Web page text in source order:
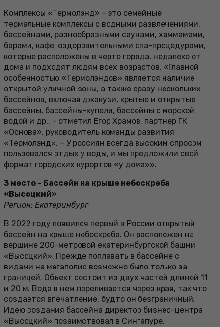
Комплексы «Термолэнд» – это семейные
термальные комплексы с водными развлечениями,
бассейнами, разнообразными саунами, хаммамами,
барами, кафе, оздоровительными спа-процедурами,
которые расположены в черте города, недалеко от
дома и подходят людям всех возрастов. «Главной
особенностью «Термолэндов» является наличие
открытой уличной зоны, а также сразу нескольких
бассейнов, включая джакузи, крытые и открытые
бассейны, бассейны-купели, бассейны с морской
водой и др., – отметил Егор Храмов, партнер ГК
«Основа», руководитель команды развития
«Термолэнд». – У россиян всегда высоким спросом
пользовался отдых у воды, и мы предложили свой
формат городских курортов «у дома»».
3 место – Бассейн на крыше небоскреба
«Высоцкий»
Регион: Екатеринбург
В 2022 году появился первый в России открытый
бассейн на крыше небоскреба. Он расположен на
вершине 200-метровой екатеринбургской башни
«Высоцкий». Прежде поплавать в бассейне с
видами на мегаполис возможно было только за
границей. Объект состоит из двух частей длиной 11
и 20 м. Вода в нем переливается через края, так что
создается впечатление, будто он безграничный.
Идею создания бассейна директор бизнес-центра
«Высоцкий» позаимствовал в Сингапуре.